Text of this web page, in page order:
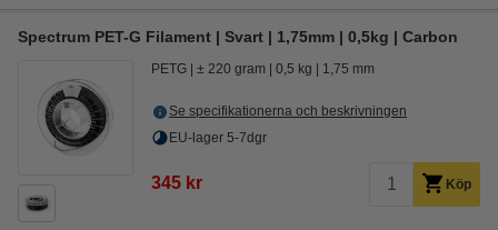
Spectrum PET-G Filament | Svart | 1,75mm | 0,5kg | Carbon
PETG ± 220 gram 0,5 kg 1,75 mm
Se specifikationerna och beskrivningen
EU-lager 5-7dgr
345 kr Köp